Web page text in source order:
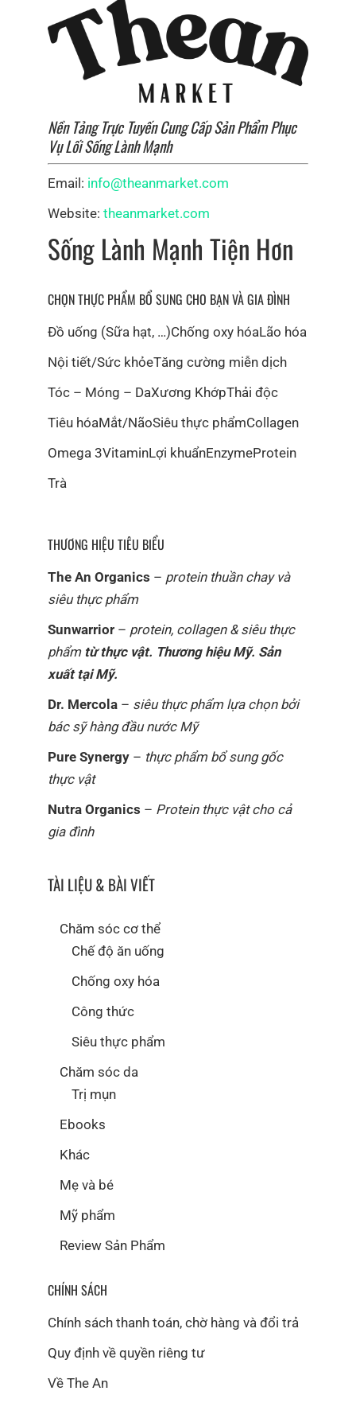
với môi trường mà Sunwarrior đã trở thành một
thương hiệu hàng đầu trong lĩnh vực dinh dưỡng và
chăm sóc sức khỏe tự nhiên đối với người tiêu dùng
trên toàn thế giới. Các sản phẩm của họ đã được phân
phối ở hơn 60 quốc gia khác nhau, bao gồm cả Việt
Nam.Nền Tảng Trực Tuyến Cung Cấp Sản Phẩm Phục
Vụ Lối Sống Lành Mạnh
Email: info@theanmarket.com
Website: theanmarket.com
Sống Lành Mạnh Tiện Hơn
CHỌN THỰC PHẨM BỔ SUNG CHO BẠN VÀ GIA ĐÌNH
Đồ uống (Sữa hạt, …)Chống oxy hóaLão hóa
Nội tiết/Sức khỏeTăng cường miễn dịch
Tóc – Móng – DaXương KhớpThải độc
Tiêu hóaMắt/NãoSiêu thực phẩmCollagen
Omega 3VitaminLợi khuẩnEnzymeProtein
Trà
THƯƠNG HIỆU TIÊU BIỂU
The An Organics – protein thuần chay và
siêu thực phẩm
Sunwarrior – protein, collagen & siêu thực
phẩm từ thực vật. Thương hiệu Mỹ. Sản
xuất tại Mỹ.
Dr. Mercola – siêu thực phẩm lựa chọn bởi
bác sỹ hàng đầu nước Mỹ
Pure Synergy – thực phẩm bổ sung gốc
thực vật
Nutra Organics – Protein thực vật cho cả
gia đình
TÀI LIỆU & BÀI VIẾT
Chăm sóc cơ thể
Chế độ ăn uống
Chống oxy hóa
Công thức
Siêu thực phẩm
Chăm sóc da
Trị mụn
Ebooks
Khác
Mẹ và bé
Mỹ phẩm
Review Sản Phẩm
CHÍNH SÁCH
Chính sách thanh toán, chờ hàng và đổi trả
Quy định về quyền riêng tư
Về The An